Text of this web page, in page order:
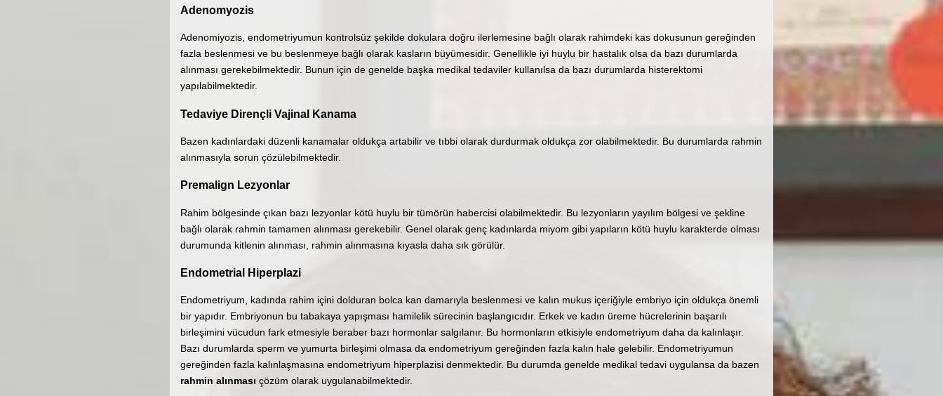
Adenomyozis
Adenomiyozis, endometriyumun kontrolsüz şekilde dokulara doğru ilerlemesine bağlı olarak rahimdeki kas dokusunun gereğinden
fazla beslenmesi ve bu beslenmeye bağlı olarak kasların büyümesidir. Genellikle iyi huylu bir hastalık olsa da bazı durumlarda
alınması gerekebilmektedir. Bunun için de genelde başka medikal tedaviler kullanılsa da bazı durumlarda histerektomi
yapılabilmektedir.
Tedaviye Dirençli Vajinal Kanama
Bazen kadınlardaki düzenli kanamalar oldukça artabilir ve tıbbi olarak durdurmak oldukça zor olabilmektedir. Bu durumlarda rahmin
alınmasıyla sorun çözülebilmektedir.
Premalign Lezyonlar
Rahim bölgesinde çıkan bazı lezyonlar kötü huylu bir tümörün habercisi olabilmektedir. Bu lezyonların yayılım bölgesi ve şekline
bağlı olarak rahmin tamamen alınması gerekebilir. Genel olarak genç kadınlarda miyom gibi yapıların kötü huylu karakterde olması
durumunda kitlenin alınması, rahmin alınmasına kıyasla daha sık görülür.
Endometrial Hiperplazi
Endometriyum, kadında rahim içini dolduran bolca kan damarıyla beslenmesi ve kalın mukus içeriğiyle embriyo için oldukça önemli
bir yapıdır. Embriyonun bu tabakaya yapışması hamilelik sürecinin başlangıcıdır. Erkek ve kadın üreme hücrelerinin başarılı
birleşimini vücudun fark etmesiyle beraber bazı hormonlar salgılanır. Bu hormonların etkisiyle endometriyum daha da kalınlaşır.
Bazı durumlarda sperm ve yumurta birleşimi olmasa da endometriyum gereğinden fazla kalın hale gelebilir. Endometriyumun
gereğinden fazla kalınlaşmasına endometriyum hiperplazisi denmektedir. Bu durumda genelde medikal tedavi uygulansa da bazen
rahmin alınması çözüm olarak uygulanabilmektedir.